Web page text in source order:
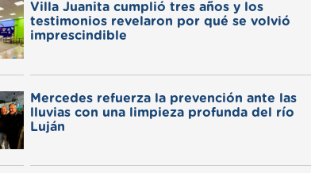
Villa Juanita cumplió tres años y los
testimonios revelaron por qué se volvió
imprescindible
Mercedes refuerza la prevención ante las
lluvias con una limpieza profunda del río
Luján